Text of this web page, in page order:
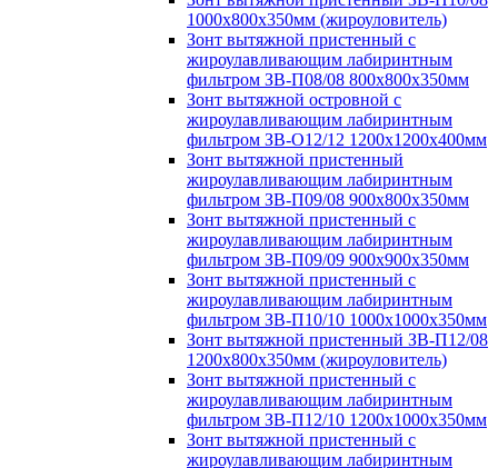
1000х800х350мм (жироуловитель)
Зонт вытяжной пристенный с
жироулавливающим лабиринтным
фильтром ЗВ-П08/08 800х800х350мм
Зонт вытяжной островной с
жироулавливающим лабиринтным
фильтром ЗВ-О12/12 1200х1200х400мм
Зонт вытяжной пристенный
жироулавливающим лабиринтным
фильтром ЗВ-П09/08 900х800х350мм
Зонт вытяжной пристенный с
жироулавливающим лабиринтным
фильтром ЗВ-П09/09 900х900х350мм
Зонт вытяжной пристенный с
жироулавливающим лабиринтным
фильтром ЗВ-П10/10 1000х1000х350мм
Зонт вытяжной пристенный ЗВ-П12/08
1200х800х350мм (жироуловитель)
Зонт вытяжной пристенный с
жироулавливающим лабиринтным
фильтром ЗВ-П12/10 1200х1000х350мм
Зонт вытяжной пристенный с
жироулавливающим лабиринтным